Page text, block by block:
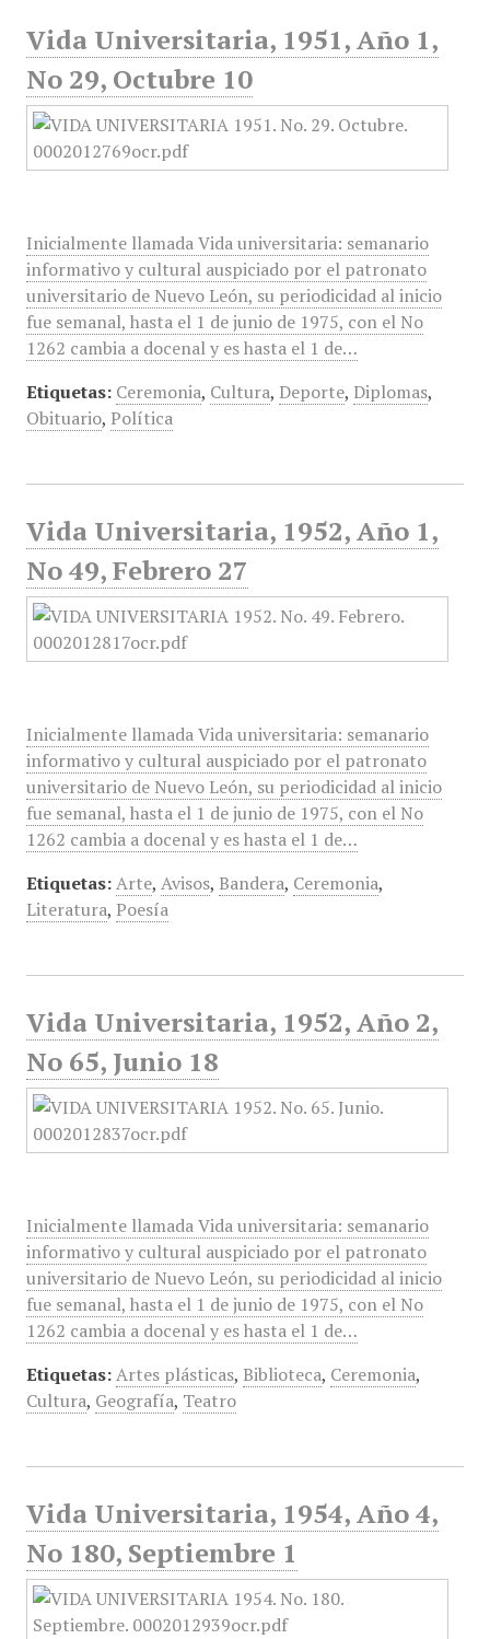
Vida Universitaria, 1951, Año 1,
No 29, Octubre 10
Inicialmente llamada Vida universitaria: semanario
informativo y cultural auspiciado por el patronato
universitario de Nuevo León, su periodicidad al inicio
fue semanal, hasta el 1 de junio de 1975, con el No
1262 cambia a docenal y es hasta el 1 de…
Etiquetas: Ceremonia, Cultura, Deporte, Diplomas,
Obituario, Política
Vida Universitaria, 1952, Año 1,
No 49, Febrero 27
Inicialmente llamada Vida universitaria: semanario
informativo y cultural auspiciado por el patronato
universitario de Nuevo León, su periodicidad al inicio
fue semanal, hasta el 1 de junio de 1975, con el No
1262 cambia a docenal y es hasta el 1 de…
Etiquetas: Arte, Avisos, Bandera, Ceremonia,
Literatura, Poesía
Vida Universitaria, 1952, Año 2,
No 65, Junio 18
Inicialmente llamada Vida universitaria: semanario
informativo y cultural auspiciado por el patronato
universitario de Nuevo León, su periodicidad al inicio
fue semanal, hasta el 1 de junio de 1975, con el No
1262 cambia a docenal y es hasta el 1 de…
Etiquetas: Artes plásticas, Biblioteca, Ceremonia,
Cultura, Geografía, Teatro
Vida Universitaria, 1954, Año 4,
No 180, Septiembre 1